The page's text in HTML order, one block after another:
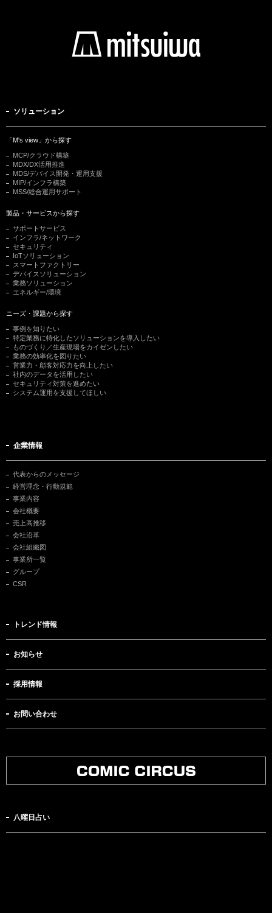
ソリューション
「M's view」から探す
MCP/クラウド構築
MDX/DX活用推進
MDS/デバイス開発・運用支援
MIP/インフラ構築
MSS/総合運用サポート
製品・サービスから探す
サポートサービス
インフラ/ネットワーク
セキュリティ
IoTソリューション
スマートファクトリー
デバイスソリューション
業務ソリューション
エネルギー/環境
ニーズ・課題から探す
事例を知りたい
特定業務に特化したソリューションを導入したい
ものづくり／生産現場をカイゼンしたい
業務の効率化を図りたい
営業力・顧客対応力を向上したい
社内のデータを活用したい
セキュリティ対策を進めたい
システム運用を支援してほしい
企業情報
代表からのメッセージ
経営理念・行動規範
事業内容
会社概要
売上高推移
会社沿革
会社組織図
事業所一覧
グループ
CSR
トレンド情報
お知らせ
採用情報
お問い合わせ
八曜日占い